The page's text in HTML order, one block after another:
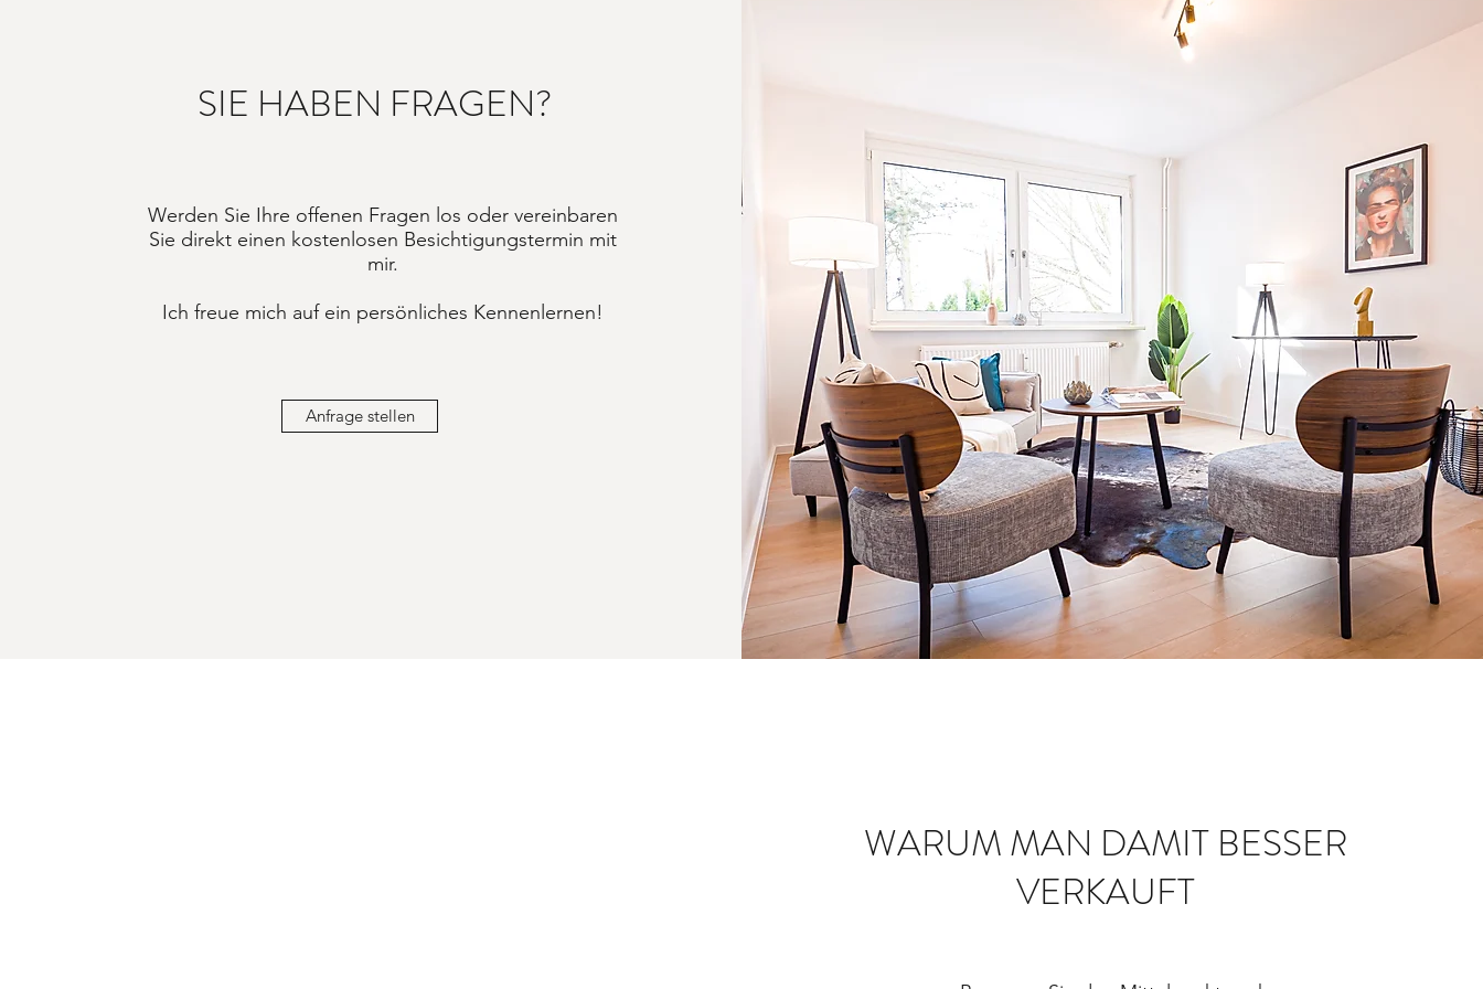
SIE HABEN FRAGEN?
Werden Sie Ihre offenen Fragen los oder vereinbaren
Sie direkt einen kostenlosen Besichtigungstermin mit
mir.
Ich freue mich auf ein persönliches Kennenlernen!
Anfrage stellen
WARUM MAN DAMIT BESSER
VERKAUFT